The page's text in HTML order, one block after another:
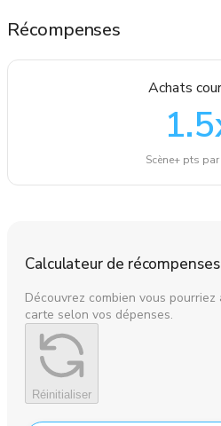
Récompenses
Achats
1.5
Scène+ pts
Calculateur de
Découvrez combien vous
carte selon vos dépenses.
Réinitialiser